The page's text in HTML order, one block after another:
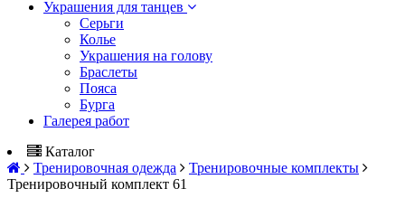
Украшения для танцев
Серьги
Колье
Украшения на голову
Браслеты
Пояса
Бурга
Галерея работ
Каталог
Тренировочная одежда
Тренировочные комплекты
Тренировочный комплект 61